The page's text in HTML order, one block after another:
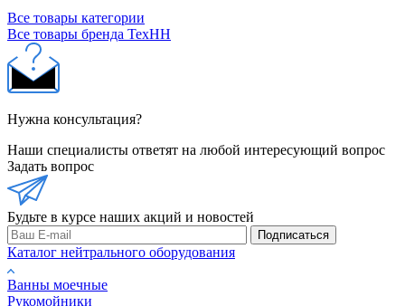
Все товары категории
Все товары бренда ТехНН
Нужна консультация?
Наши специалисты ответят на любой интересующий вопрос
Задать вопрос
Будьте в курсе наших акций и новостей
Подписаться
Каталог нейтрального оборудования
Ванны моечные
Рукомойники